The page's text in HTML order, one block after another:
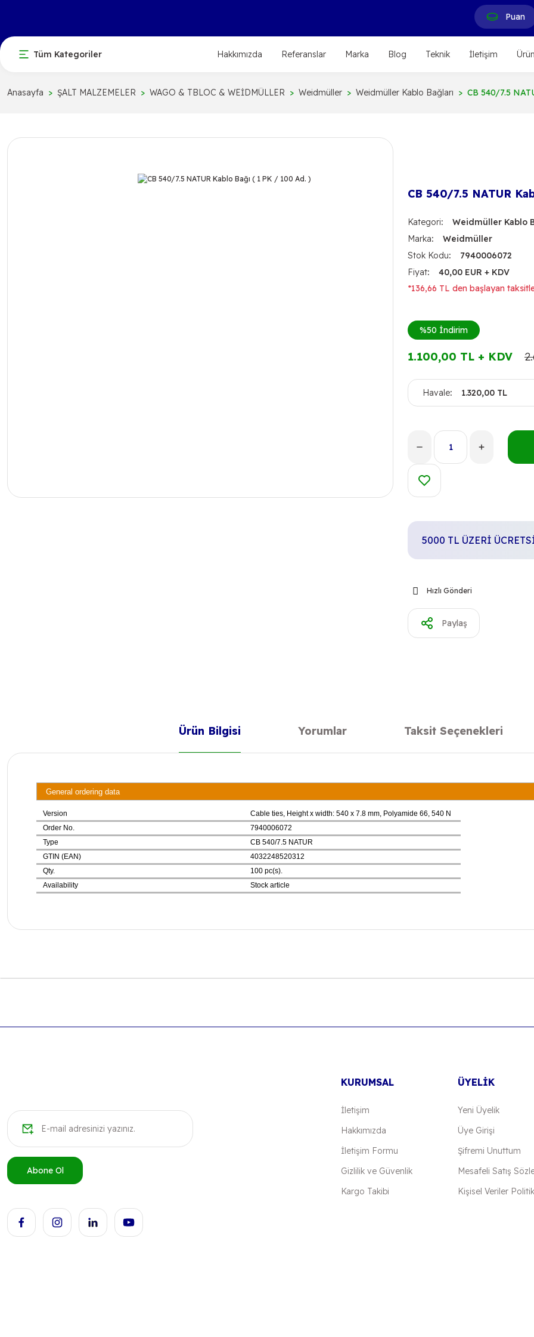
Puan
Tüm Kategoriler Hakkımızda Referanslar Marka Blog Teknik İletişim
Anasayfa ŞALT MALZEMELER WAGO & TBLOC & WEİDMÜLLER Weidmüller Weidmüller Kablo Bağları CB 540/7.5
CB 540/7.5 NATUR
Kategori
Weidmüller Kablo
Marka
Weidmüller
Stok Kodu
7940006072
Fiyat
40,00 EUR + KDV
*136,66 TL den başlayan
%50 İndirim
1.100,00 TL + KDV
Havale 1.320,00 TL
5000 TL ÜZERİ
Hızlı Gönderi
Paylaş
Ürün Bilgisi Yorumlar Taksit Seçenekleri
General ordering data
Version
Cable ties, Height x width: 540 x 7.8 mm, Polyamide 66, 540 N
Order No.
7940006072
Type
CB 540/7.5 NATUR
GTIN (EAN)
4032248520312
Qty.
100 pc(s).
Availability
Stock article
Görüş ve önerileriniz için teşekkür ederiz.
Gönder
Abone Ol
KURUMSAL
İletişim
Hakkımızda
İletişim Formu
Gizlilik ve Güvenlik
Kargo Takibi
ÜYELİK
Yeni Üyelik
Üye Girişi
Şifremi Unuttum
Mesafeli Satış
Kişisel Veriler